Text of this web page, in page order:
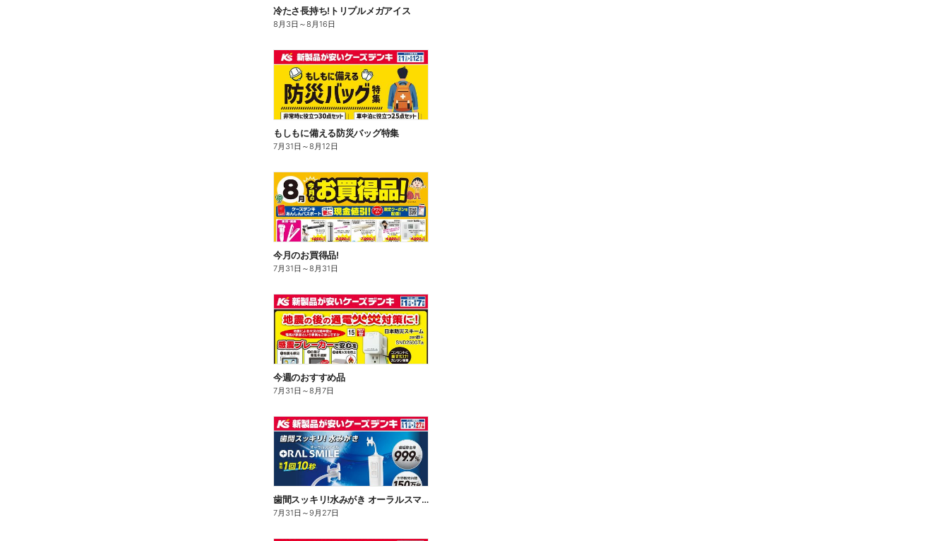
冷たさ長持ち!トリプルメガアイス
8月3日 ～8月16日
もしもに備える防災バッグ特集
7月31日 ～8月12日
今月のお買得品!
7月31日 ～8月31日
今週のおすすめ品
7月31日 ～8月7日
歯間スッキリ!水みがき オーラルスマイル
7月31日 ～9月27日